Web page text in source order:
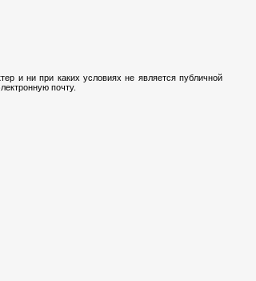
и ни при каких условиях не является публичной
почту.